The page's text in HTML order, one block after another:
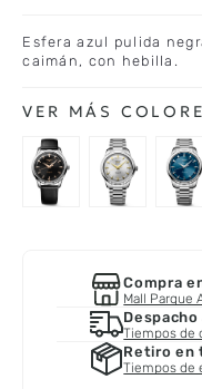
Esfera azul pulida
caimán, con hebilla.
Compra
Mall Parque
Tiempos de
Retiro en
Tiempos de